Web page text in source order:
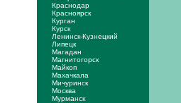
Краснодар
Красноярск
Курган
Курск
Ленинск-Кузнецкий
Липецк
Магадан
Магнитогорск
Майкоп
Махачкала
Мичуринск
Москва
Мурманск